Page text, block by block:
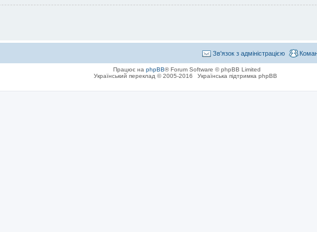
Зв'язок з адміністрацією
Працює на phpBB® Forum Software © phpBB Limited
Український переклад © 2005-2016
Українська підтримка phpBB